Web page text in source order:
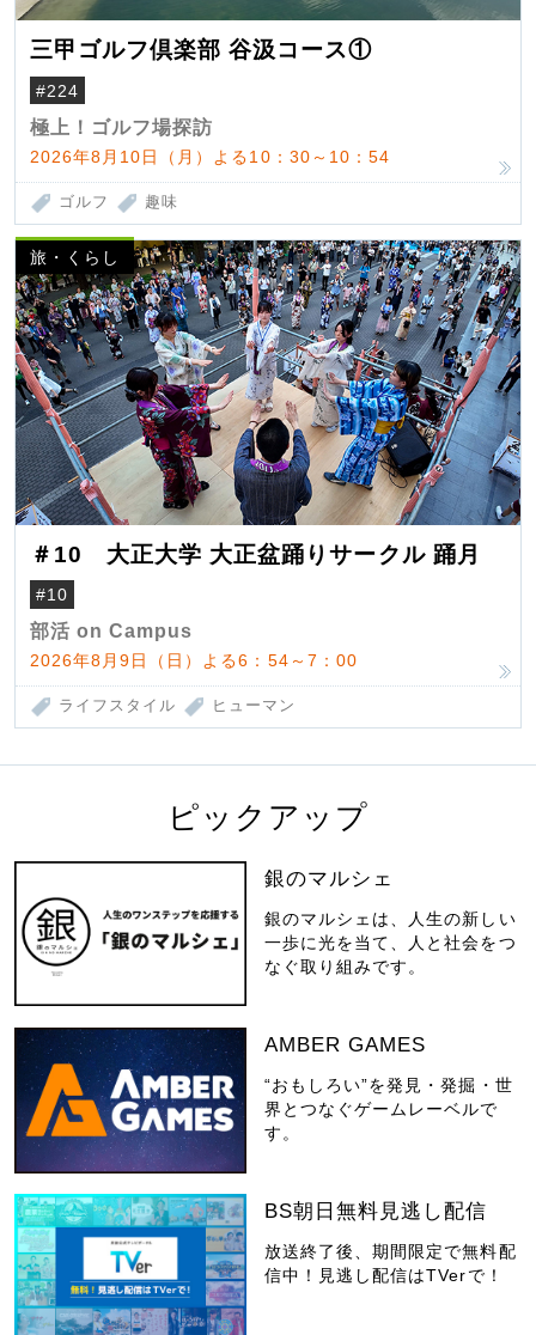
三甲ゴルフ倶楽部 谷汲コース①
#224
極上！ゴルフ場探訪
2026年8月10日（月）よる10：30～10：54
ゴルフ 趣味
旅・くらし
＃10 大正大学 大正盆踊りサークル 踊月
#10
部活 on Campus
2026年8月9日（日）よる6：54～7：00
ライフスタイル ヒューマン
ピックアップ
銀のマルシェ
銀のマルシェは、人生の新しい
一歩に光を当て、人と社会をつ
なぐ取り組みです。
AMBER GAMES
“おもしろい”を発見・発掘・世
界とつなぐゲームレーベルで
す。
BS朝日無料見逃し配信
放送終了後、期間限定で無料配
信中！見逃し配信はTVerで！